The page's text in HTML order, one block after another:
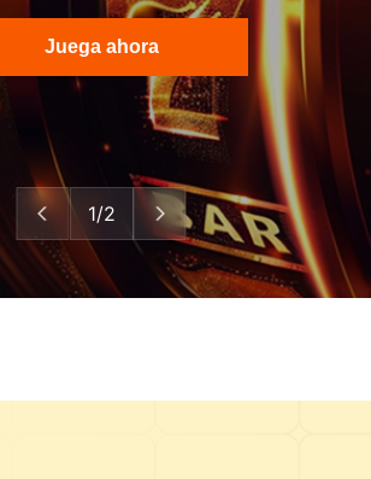
Juega ahora
1/2